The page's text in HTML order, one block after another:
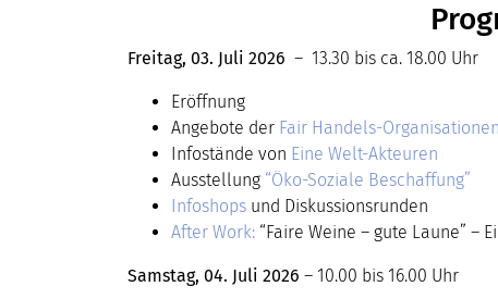
Freitag, 03. Juli 2026 – 13.30 bis ca. 18.00 Uhr
Eröffnung
Angebote der Fair Handels-Organisationen
Infostände von Eine Welt-Akteuren
Ausstellung “Öko-Soziale Beschaffung”
Infoshops und Diskussionsrunden
After Work: “Faire Weine – gute Laune” –
Samstag, 04. Juli 2026 – 10.00 bis 16.00 Uhr